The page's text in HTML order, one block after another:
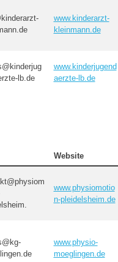
www.kinderarzt-
kleinmann.de
lb.de
www.kinderjugend
aerzte-lb.de
Website
www.physiomotio
n-pleidelsheim.de
www.physio-
moeglingen.de